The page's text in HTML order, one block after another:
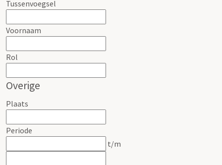
Tussenvoegsel
Voornaam
Rol
Overige
Plaats
Periode
t/m